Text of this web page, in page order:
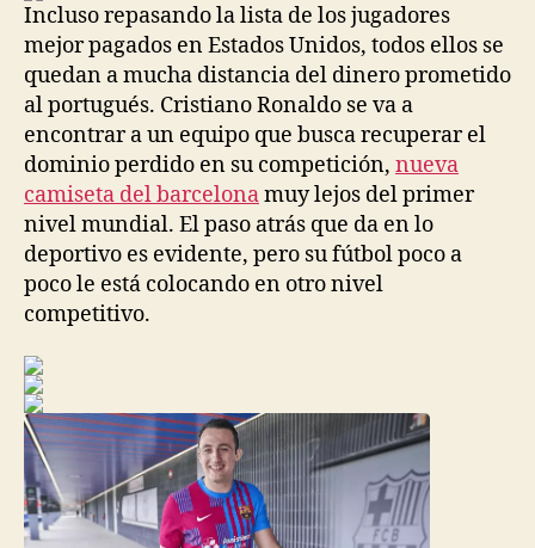
Incluso repasando la lista de los jugadores
mejor pagados en Estados Unidos, todos ellos se
quedan a mucha distancia del dinero prometido
al portugués. Cristiano Ronaldo se va a
encontrar a un equipo que busca recuperar el
dominio perdido en su competición, nueva
camiseta del barcelonamuy lejos del primer
nivel mundial. El paso atrás que da en lo
deportivo es evidente, pero su fútbol poco a
poco le está colocando en otro nivel
competitivo.